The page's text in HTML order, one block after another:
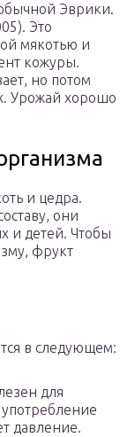
Эврики.
Это
мякотью и
кожуры.
но потом
Урожай хорошо
и цедра.
они
и детей. Чтобы
фрукт
в следующем:
для
давление.